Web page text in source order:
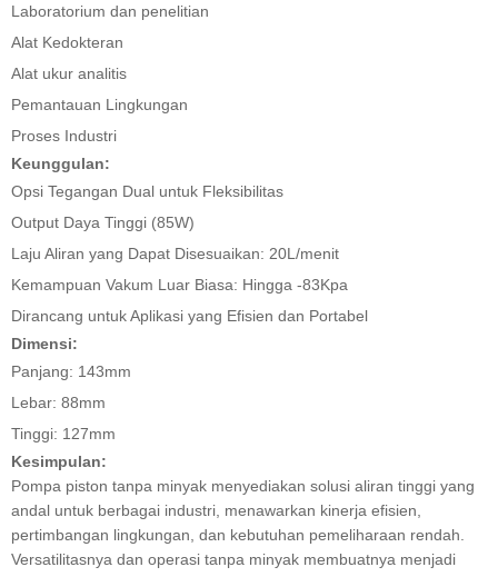
Laboratorium dan penelitian
Alat Kedokteran
Alat ukur analitis
Pemantauan Lingkungan
Proses Industri
Keunggulan:
Opsi Tegangan Dual untuk Fleksibilitas
Output Daya Tinggi (85W)
Laju Aliran yang Dapat Disesuaikan: 20L/menit
Kemampuan Vakum Luar Biasa: Hingga -83Kpa
Dirancang untuk Aplikasi yang Efisien dan Portabel
Dimensi:
Panjang: 143mm
Lebar: 88mm
Tinggi: 127mm
Kesimpulan:
Pompa piston tanpa minyak menyediakan solusi aliran tinggi yang
andal untuk berbagai industri, menawarkan kinerja efisien,
pertimbangan lingkungan, dan kebutuhan pemeliharaan rendah.
Versatilitasnya dan operasi tanpa minyak membuatnya menjadi